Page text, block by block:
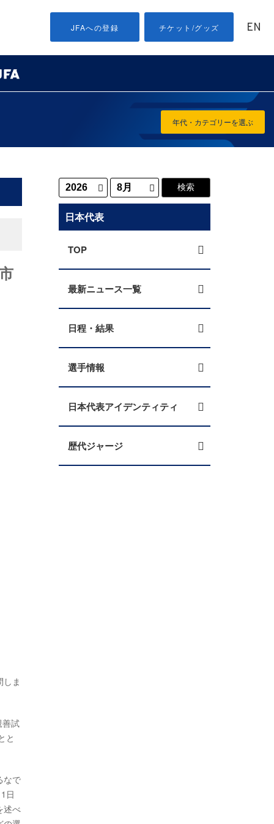
JFAへの登録 チケット/グッズ EN
年代・カテゴリーを選ぶ
ま
善試
と
なで
日
述べ
日本代表
TOP
最新ニュース一覧
日程・結果
選手情報
日本代表アイデンティティ
歴代ジャージ